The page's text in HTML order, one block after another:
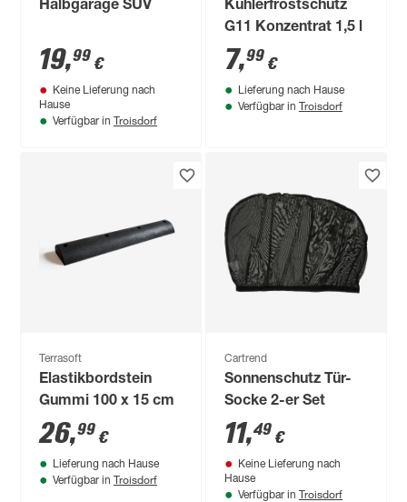
Halbgarage SUV
19,99 €
Keine Lieferung nach
Hause
Verfügbar in Troisdorf
Kühlerfrostschutz
G11 Konzentrat 1,5 l
7,99 €
Lieferung nach Hause
Verfügbar in Troisdorf
Terrasoft
Elastikbordstein
Gummi 100 x 15 cm
26,99 €
Lieferung nach Hause
Verfügbar in Troisdorf
Cartrend
Sonnenschutz Tür-
Socke 2-er Set
11,49 €
Keine Lieferung nach
Hause
Verfügbar in Troisdorf